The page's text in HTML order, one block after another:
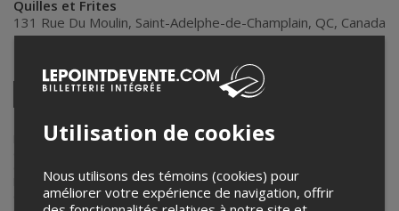
Quilles et Frites
131 Rue Du Moulin, Saint-Adelphe-de-Champlain, QC, Canada
Partagez cet événement
Twitter
courriel
Lepointdevente.com agit à titre de mandataire pour
Pour plus d’information à propos de cet événement, veuillez
contacter l’organisateur de l’événement, Quilles et Frites, à
Utilisation de cookies
Nous utilisons des témoins (cookies) pour
améliorer votre expérience de navigation, offrir